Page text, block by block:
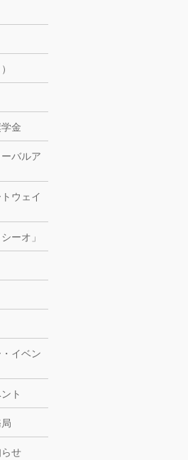
金
バルア
ウェイ
ーオ」
イベン
ト
せ